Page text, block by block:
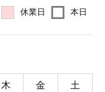
休業日 本日
木 金
土